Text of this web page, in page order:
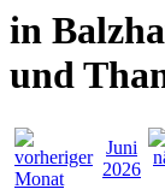
in
und
Juni
2026